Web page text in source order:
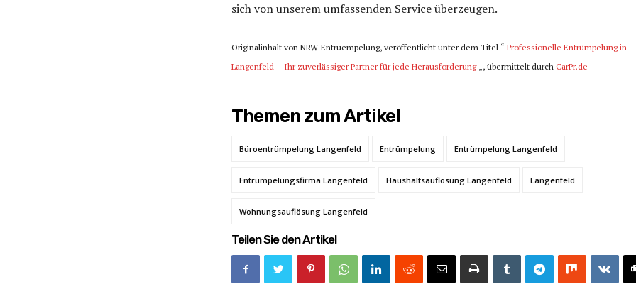
sich von unserem umfassenden Service überzeugen.
Originalinhalt von NRW-Entruempelung, veröffentlicht unter dem Titel “ Professionelle Entrümpelung in
Langenfeld – Ihr zuverlässiger Partner für jede Herausforderung„, übermittelt durch CarPr.de
Themen zum Artikel
Büroentrümpelung Langenfeld Entrümpelung Entrümpelung Langenfeld
Entrümpelungsfirma Langenfeld Haushaltsauflösung Langenfeld Langenfeld
Wohnungsauflösung Langenfeld
Teilen Sie den Artikel